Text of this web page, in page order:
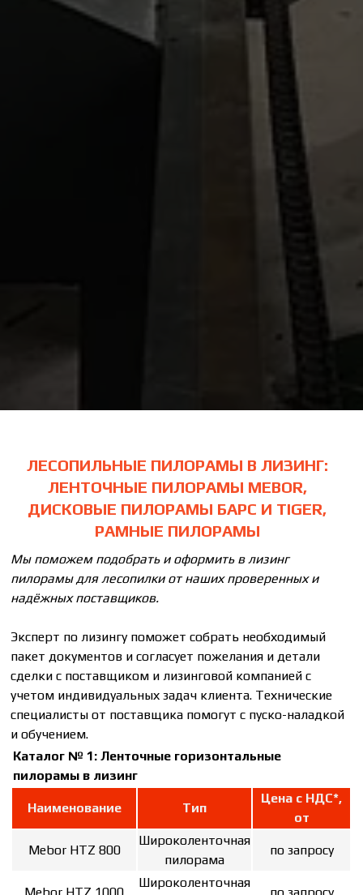
ЛЕСОПИЛЬНЫЕ ПИЛОРАМЫ В ЛИЗИНГ:
ЛЕНТОЧНЫЕ ПИЛОРАМЫ MEBOR,
ДИСКОВЫЕ ПИЛОРАМЫ БАРС И TIGER,
РАМНЫЕ ПИЛОРАМЫ
Мы поможем подобрать и оформить в лизинг
пилорамы для лесопилкиот наших проверенных и
надёжных поставщиков.
Эксперт по лизингу поможет собрать необходимый
пакет документов и согласует пожелания и детали
сделки с поставщиком и лизинговой компанией с
учетом индивидуальных задач клиента. Технические
специалисты от поставщика помогут с пуско-наладкой
и обучением.
Каталог № 1:Ленточные горизонтальные
пилорамы в лизинг
Наименование Тип
Цена с НДС*,
от
Mebor HTZ 800
Широколенточная
пилорама
по запросу
Mebor HTZ 1000
Широколенточная
по запросу